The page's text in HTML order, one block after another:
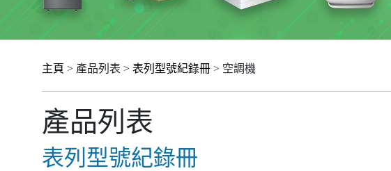
主頁 > 產品列表 > 表列型號紀錄冊 > 空調機
產品列表
表列型號紀錄冊